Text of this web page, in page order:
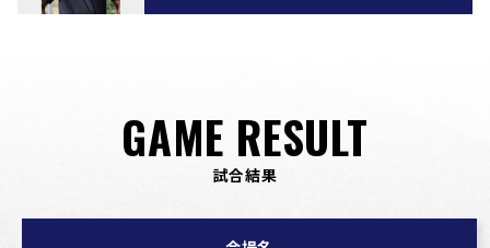
GAME RESULT
試合結果